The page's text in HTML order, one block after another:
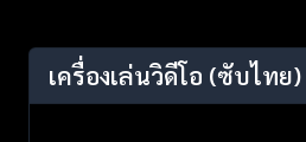
เครื่องเล่นวิดีโอ (ซับไทย)